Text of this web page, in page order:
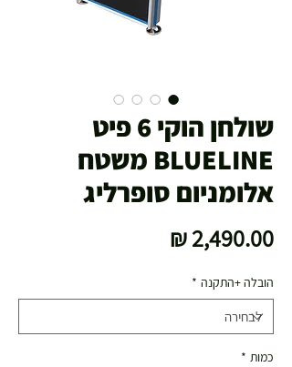
שולחן הוקי 6 פיט
BLUELINE משטח
אלומניום סופרליג
הובלה +התקנה *
כמות *